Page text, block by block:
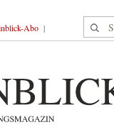
Abo